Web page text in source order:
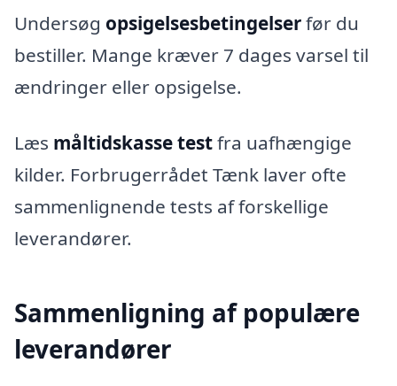
Undersøg opsigelsesbetingelserfør du
bestiller. Mange kræver 7 dages varsel til
ændringer eller opsigelse.
Læs måltidskasse testfra uafhængige
kilder. Forbrugerrådet Tænk laver ofte
sammenlignende tests af forskellige
leverandører.
Sammenligning af populære
leverandører